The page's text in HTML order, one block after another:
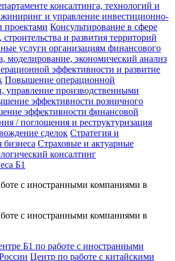
консалтинга, технологий и
и управление инвестиционно-
проектами Консультирование в сфере
и развития территорий
услуги организациям финансового
моделирование, экономический анализ
эффективности и развитие
Повышение операционной
управление производственными
эффективности розничного
эффективности финансовой
/ поглощения и реструктуризация
сделок Стратегия и
Страховые и актуарные
консалтинг
Б1
с иностранными компаниями в
с иностранными компаниями в
Б1 по работе с иностранными
Центр по работе с китайскими